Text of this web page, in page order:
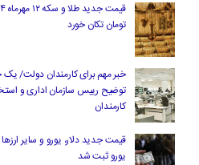
تومان تکان خورد
خبر مهم برای کارمندان دولت/
توضیح رییس سازمان اداری و
کارمندان
یورو ثبت شد